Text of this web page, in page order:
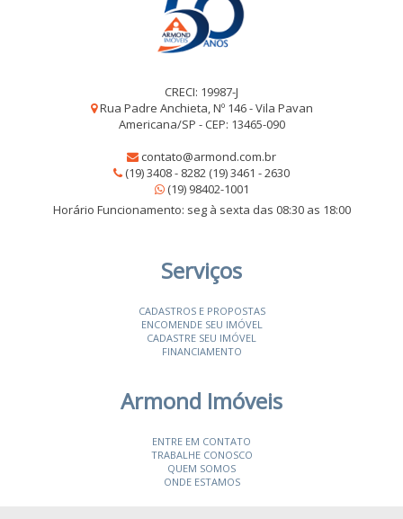
CRECI: 19987-J
Rua Padre Anchieta, Nº 146 - Vila Pavan
Americana/SP - CEP: 13465-090
contato@armond.com.br
(19) 3408 - 8282 (19) 3461 - 2630
(19) 98402-1001
Horário Funcionamento: seg à sexta das 08:30 as 18:00
Serviços
CADASTROS E PROPOSTAS
ENCOMENDE SEU IMÓVEL
CADASTRE SEU IMÓVEL
FINANCIAMENTO
Armond Imóveis
ENTRE EM CONTATO
TRABALHE CONOSCO
QUEM SOMOS
ONDE ESTAMOS